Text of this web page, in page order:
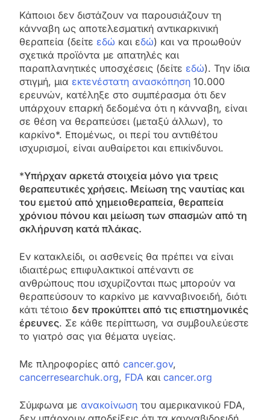
Κάποιοι δεν διστάζουν να παρουσιάζουν τη
κάνναβη ως αποτελεσματική αντικαρκινική
θεραπεία (δείτε εδώ και εδώ) και να προωθούν
σχετικά προϊόντα με απατηλές και
παραπλανητικές υποσχέσεις (δείτε εδώ). Την ίδια
στιγμή, μια εκτενέστατη ανασκόπηση 10.000
ερευνών, κατέληξε στο συμπέρασμα ότι δεν
υπάρχουν επαρκή δεδομένα ότι η κάνναβη, είναι
σε θέση να θεραπεύσει (μεταξύ άλλων), το
καρκίνο*. Επομένως, οι περί του αντιθέτου
ισχυρισμοί, είναι αυθαίρετοι και επικίνδυνοι.
*Υπήρχαν αρκετά στοιχεία μόνο για τρεις
θεραπευτικές χρήσεις. Μείωση της ναυτίας και
του εμετού από χημειοθεραπεία, θεραπεία
χρόνιου πόνου και μείωση των σπασμών από τη
σκλήρυνση κατά πλάκας.
Εν κατακλείδι, οι ασθενείς θα πρέπει να είναι
ιδιαιτέρως επιφυλακτικοί απέναντι σε
ανθρώπους που ισχυρίζονται πως μπορούν να
θεραπεύσουν το καρκίνο με κανναβινοειδή, διότι
κάτι τέτοιο δεν προκύπτει από τις επιστημονικές
έρευνες. Σε κάθε περίπτωση, να συμβουλεύεστε
το γιατρό σας για θέματα υγείας.
Με πληροφορίες από cancer.gov,
cancerresearchuk.org, FDA και cancer.org
Σύμφωνα με ανακοίνωση του αμερικανικού FDA,